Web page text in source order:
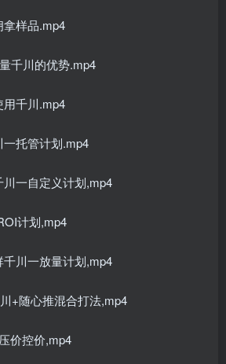
拿样品.mp4
千川的优势.mp4
用千川.mp4
托管计划.mp4
一自定义计划,mp4
计划,mp4
川一放量计划,mp4
+随心推混合打法,mp4
价控价,mp4